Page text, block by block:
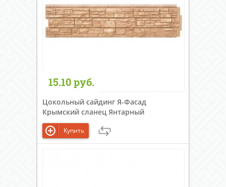
15.10 руб.
Цокольный сайдинг Я-Фасад
Крымский сланец Янтарный
Купить